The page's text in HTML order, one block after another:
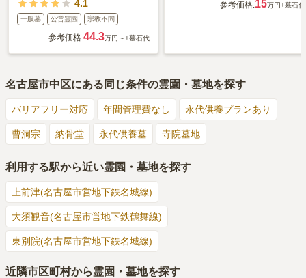
4.1
一般墓 公営霊園 宗教不問
参考価格:44.3万円～+墓石代
参考価格:15万円+墓石代
名古屋市中区にある同じ条件の霊園・墓地を探す
バリアフリー対応 年間管理費なし 永代供養プランあり
曹洞宗 納骨堂 永代供養墓 寺院墓地
利用する駅から近い霊園・墓地を探す
上前津(名古屋市営地下鉄名城線)
大須観音(名古屋市営地下鉄鶴舞線)
東別院(名古屋市営地下鉄名城線)
近隣市区町村から霊園・墓地を探す